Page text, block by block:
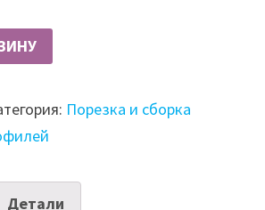
Порезка и сборка
Детали